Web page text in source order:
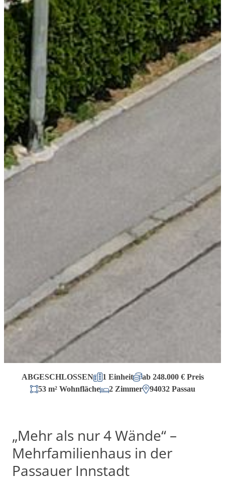
ABGESCHLOSSEN 1 Einheit
ab 248.000 € Preis
53 m² Wohnfläche
2 Zimmer 94032 Passau
„Mehr als nur 4 Wände“ –
Mehrfamilienhaus in der
Passauer Innstadt